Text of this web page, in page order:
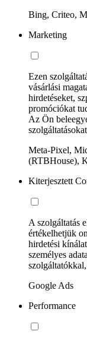
Bing, Criteo,
Marketing
Ezen
vásárlási
hirdetéseket,
promóciókat
Az Ön
Meta-Pixel,
(RTBHouse),
Kiterjesztett
A szolgáltatás
értékelhetjük
hirdetési
személyes
Google Ads
Performance